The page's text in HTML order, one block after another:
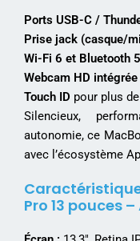
Ports USB-C /
Prise jack (casque/
Wi-Fi 6 et Bluetooth
Webcam HD intégrée
Touch ID pour plus
Silencieux,
autonomie, ce
avec l’écosystème
Pro 13 pouces